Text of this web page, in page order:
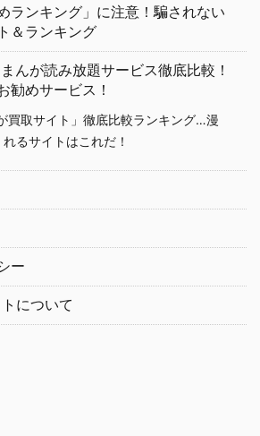
ランキング」に注意！騙されない
＆ランキング
んが読み放題サービス徹底比較！
勧めサービス！
買取サイト」徹底比較ランキング…漫
るサイトはこれだ！
ー
について